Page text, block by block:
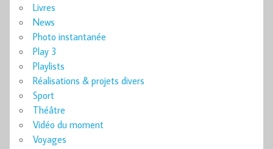
Livres
News
Photo instantanée
Play 3
Playlists
Réalisations & projets divers
Sport
Théâtre
Vidéo du moment
Voyages